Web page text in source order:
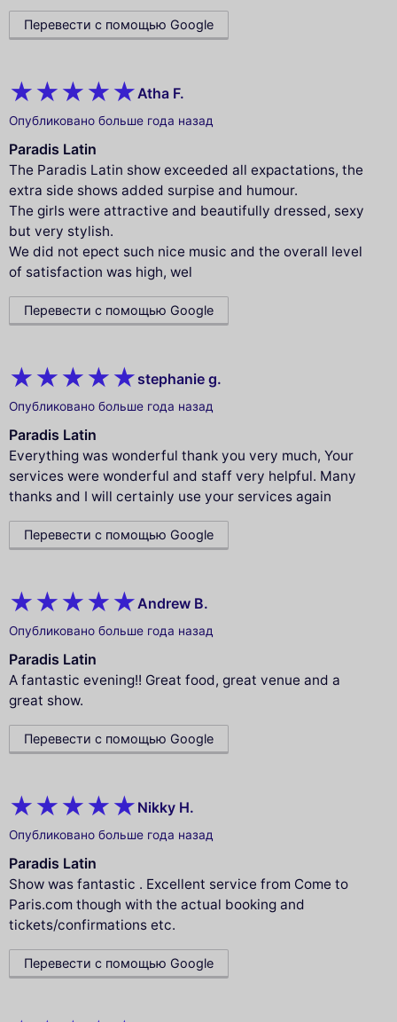
Перевести с помощью Google
Atha F.
Опубликовано больше года назад
Paradis Latin
The Paradis Latin show exceeded all expactations, the
extra side shows added surpise and humour.
The girls were attractive and beautifully dressed, sexy
but very stylish.
We did not epect such nice music and the overall level
of satisfaction was high, wel
Перевести с помощью Google
stephanie g.
Опубликовано больше года назад
Paradis Latin
Everything was wonderful thank you very much, Your
services were wonderful and staff very helpful. Many
thanks and I will certainly use your services again
Перевести с помощью Google
Andrew B.
Опубликовано больше года назад
Paradis Latin
A fantastic evening!! Great food, great venue and a
great show.
Перевести с помощью Google
Nikky H.
Опубликовано больше года назад
Paradis Latin
Show was fantastic . Excellent service from Come to
Paris.com though with the actual booking and
tickets/confirmations etc.
Перевести с помощью Google